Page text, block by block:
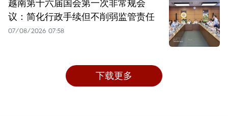
越南第十六届国会第一次非常规会
议：简化行政手续但不削弱监管责任
07/08/2026 07:58
下载更多